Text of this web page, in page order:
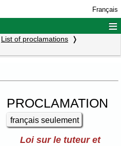
Français
≡
List of proclamations
PROCLAMATION
français seulement
Loi sur le tuteur et